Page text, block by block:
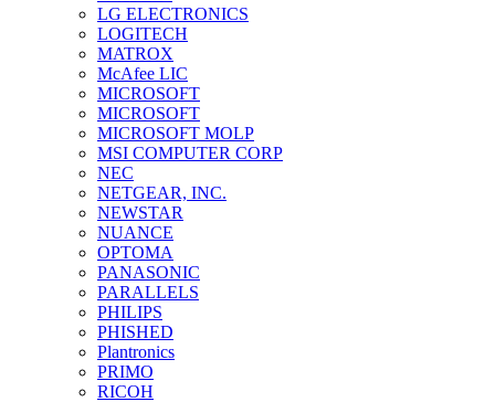
LG ELECTRONICS
LOGITECH
MATROX
McAfee LIC
MICROSOFT
MICROSOFT
MICROSOFT MOLP
MSI COMPUTER CORP
NEC
NETGEAR, INC.
NEWSTAR
NUANCE
OPTOMA
PANASONIC
PARALLELS
PHILIPS
PHISHED
Plantronics
PRIMO
RICOH